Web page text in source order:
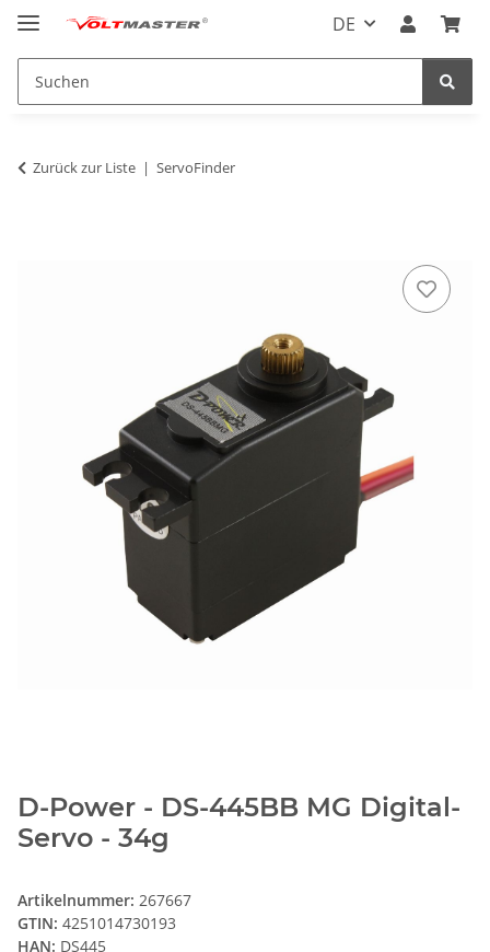
DE
Zurück zur Liste ServoFinder
D-Power - DS-445BB MG Digital-
Servo - 34g
Artikelnummer: 267667
GTIN: 4251014730193
HAN: DS445